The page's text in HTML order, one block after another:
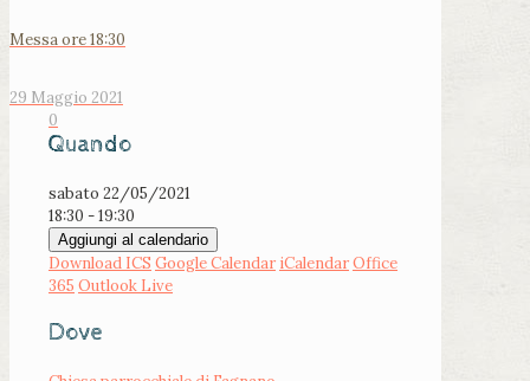
Messa ore 18:30
29 Maggio 2021
0
Quando
sabato 22/05/2021
18:30 - 19:30
Aggiungi al calendario
Download ICS Google Calendar iCalendarOffice
365 Outlook Live
Dove